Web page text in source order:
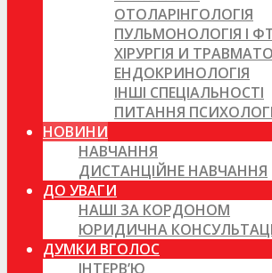
ОТОЛАРІНГОЛОГІЯ
ПУЛЬМОНОЛОГІЯ І
ХІРУРГІЯ И
ЕНДОКРИНОЛОГІЯ
ІНШІ СПЕЦІАЛЬНОСТІ
ПИТАННЯ
НОВИНИ
НАВЧАННЯ
ДИСТАНЦІЙНЕ НАВЧАННЯ
ДО УВАГИ
НАШІ ЗА КОРДОНОМ
ЮРИДИЧНА
ДУМКИ ВГОЛОС
ІНТЕРВ’Ю